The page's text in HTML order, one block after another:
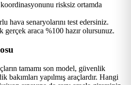
risksiz ortamda
hava senaryolarını test edersiniz.
gerçek araca %100 hazır olursunuz.
tamamı son model, güvenlik
bakımları yapılmış araçlardır. Hangi